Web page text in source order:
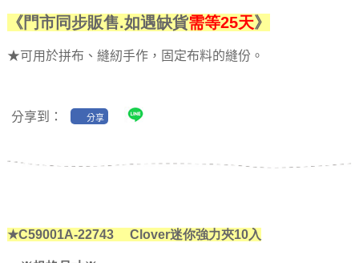
《門市同步販售.如遇缺貨需等25天》
★可用於拼布、縫紉手作，固定布料的縫份。
分享到： 分享
★C59001A-22743 Clover迷你強力夾10入